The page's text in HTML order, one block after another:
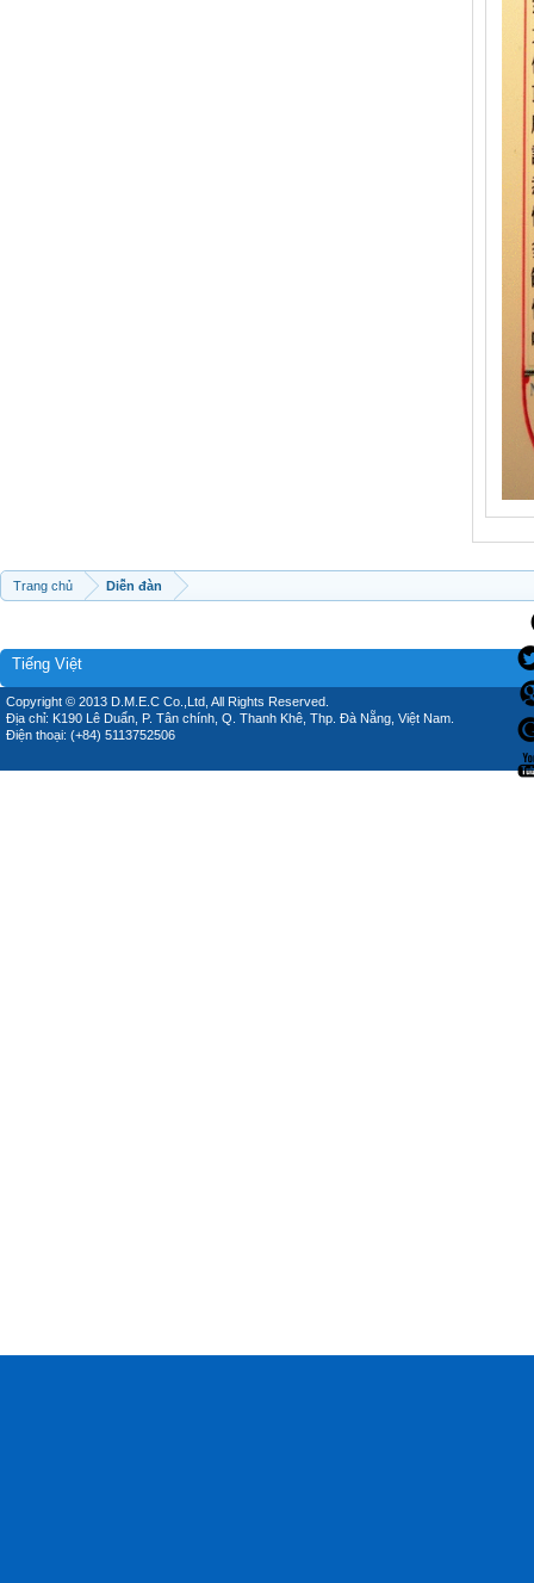
Trang chủ Diễn đàn
Tiếng Việt
Copyright © 2013 D.M.E.C Co.,Ltd, All Rights Reserved.
Địa chỉ: K190 Lê Duẩn, P. Tân chính, Q. Thanh Khê, Thp. Đà Nẵng, Việt Nam.
Điện thoại: (+84) 5113752506